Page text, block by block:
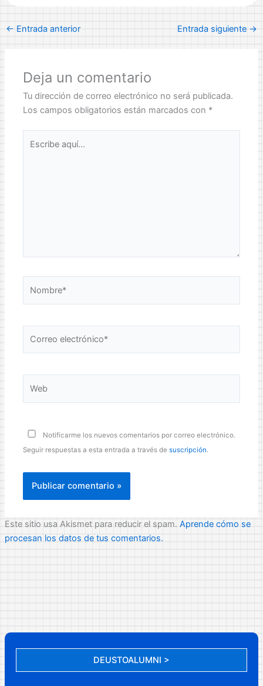
DEUSTOALUMNI >
←Entrada anterior Entrada siguiente→
Deja un comentario
Tu dirección de correo electrónico no será publicada.
Los campos obligatorios están marcados con *
Notificarme los nuevos comentarios por correo electrónico.
Seguir respuestas a esta entrada a través desuscripción.
Este sitio usa Akismet para reducir el spam.Aprende cómo se
procesan los datos de tus comentarios.